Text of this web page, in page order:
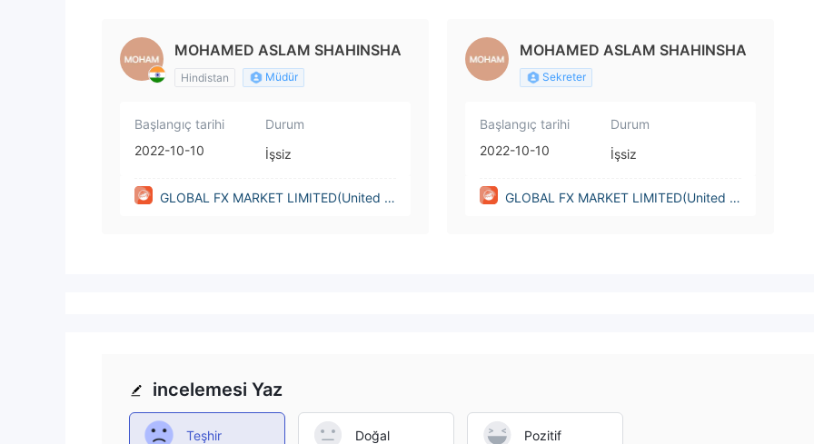
MOHAMED ASLAM SHAHINSHA
Hindistan Müdür
Başlangıç tarihi
2022-10-10
Durum
İşsiz
GLOBAL FX MARKET LIMITED(United Ki
MOHAMED ASLAM SHAHINSHA
Sekreter
Başlangıç tarihi
2022-10-10
Durum
İşsiz
GLOBAL FX MARKET LIMITED(United Ki
incelemesi Yaz
Teşhir Doğal Pozitif